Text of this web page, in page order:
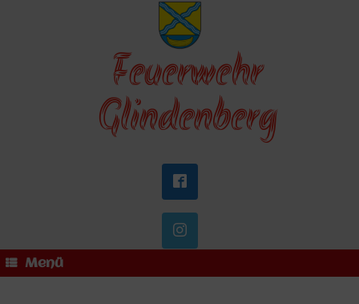
Feuerwehr
Glindenberg
Menü